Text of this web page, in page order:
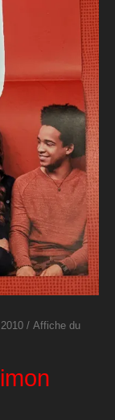
/ Affiche du